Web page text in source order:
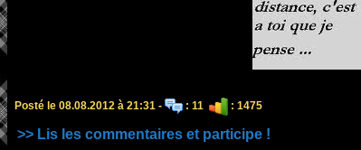
Posté le 08.08.2012 à 21:31 - : 11 : 1475
>> Lis les commentaires et participe !